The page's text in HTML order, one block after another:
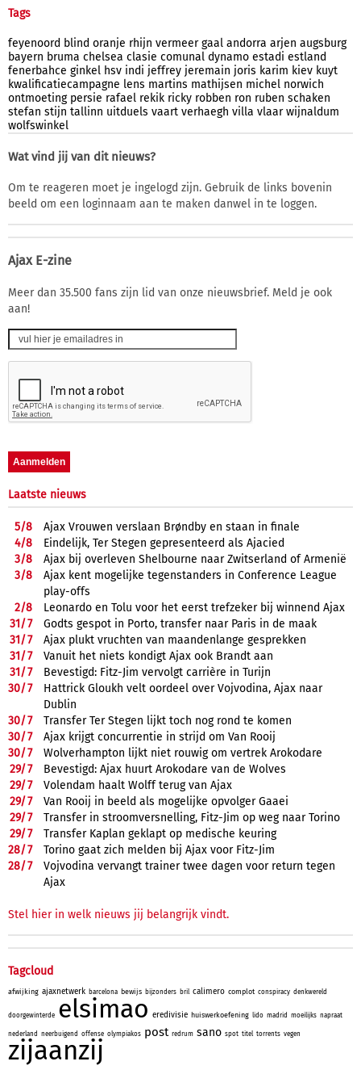
Tags
feyenoord blind oranje rhijn vermeer gaal andorra arjen augsburg
bayern bruma chelsea clasie comunal dynamo estadi estland
fenerbahce ginkel hsv indi jeffrey jeremain joris karim kiev kuyt
kwalificatiecampagne lens martins mathijsen michel norwich
ontmoeting persie rafael rekik ricky robben ron ruben schaken
stefan stijn tallinn uitduels vaart verhaegh villa vlaar wijnaldum
wolfswinkel
Wat vind jij van dit nieuws?
Om te reageren moet je ingelogd zijn. Gebruik de links bovenin
beeld om een loginnaam aan te maken danwel in te loggen.
Ajax E-zine
Meer dan 35.500 fans zijn lid van onze nieuwsbrief. Meld je ook
aan!
Laatste nieuws
5/8
Ajax Vrouwen verslaan Brøndby en staan in finale
4/8
Eindelijk, Ter Stegen gepresenteerd als Ajacied
3/8
Ajax bij overleven Shelbourne naar Zwitserland of Armenië
3/8
Ajax kent mogelijke tegenstanders in Conference League
play-offs
2/8
Leonardo en Tolu voor het eerst trefzeker bij winnend Ajax
31/7
Godts gespot in Porto, transfer naar Paris in de maak
31/7
Ajax plukt vruchten van maandenlange gesprekken
31/7
Vanuit het niets kondigt Ajax ook Brandt aan
31/7
Bevestigd: Fitz-Jim vervolgt carrière in Turijn
30/7
Hattrick Gloukh velt oordeel over Vojvodina, Ajax naar
Dublin
30/7
Transfer Ter Stegen lijkt toch nog rond te komen
30/7
Ajax krijgt concurrentie in strijd om Van Rooij
30/7
Wolverhampton lijkt niet rouwig om vertrek Arokodare
29/7
Bevestigd: Ajax huurt Arokodare van de Wolves
29/7
Volendam haalt Wolff terug van Ajax
29/7
Van Rooij in beeld als mogelijke opvolger Gaaei
29/7
Transfer in stroomversnelling, Fitz-Jim op weg naar Torino
29/7
Transfer Kaplan geklapt op medische keuring
28/7
Torino gaat zich melden bij Ajax voor Fitz-Jim
28/7
Vojvodina vervangt trainer twee dagen voor return tegen
Ajax
Stel hier in welk nieuws jij belangrijk vindt.
Tagcloud
afwijking ajaxnetwerk barcelona bewijs bijzonders bril calimero complot conspiracy denkwereld
doorgewinterde elsimao eredivisie huiswerkoefening lido madrid moeilijks napraat
nederland neerbuigend offense olympiakos post redrum sano spot titel torrents vegen
zijaanzij